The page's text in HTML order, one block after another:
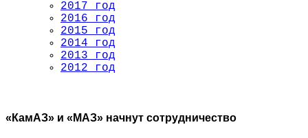
2017 год
2016 год
2015 год
2014 год
2013 год
2012 год
«КамАЗ» и «МАЗ» начнут сотрудничество